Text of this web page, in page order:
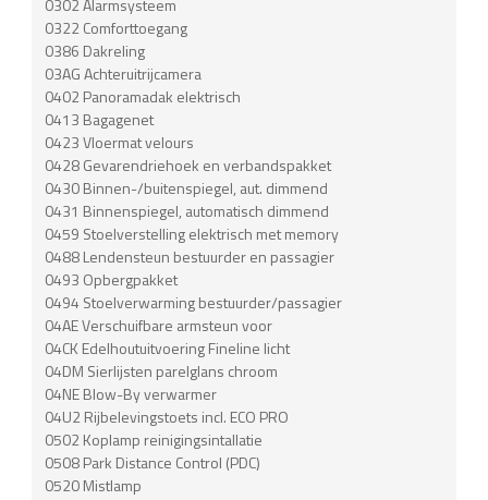
0322 Comforttoegang
0386 Dakreling
03AG Achteruitrijcamera
0402 Panoramadak elektrisch
0413 Bagagenet
0423 Vloermat velours
0428 Gevarendriehoek en verbandspakket
0430 Binnen-/buitenspiegel, aut. dimmend
0431 Binnenspiegel, automatisch dimmend
0459 Stoelverstelling elektrisch met memory
0488 Lendensteun bestuurder en passagier
0493 Opbergpakket
0494 Stoelverwarming bestuurder/passagier
04AE Verschuifbare armsteun voor
04CK Edelhoutuitvoering Fineline licht
04DM Sierlijsten parelglans chroom
04NE Blow-By verwarmer
04U2 Rijbelevingstoets incl. ECO PRO
0502 Koplamp reinigingsintallatie
0508 Park Distance Control (PDC)
0520 Mistlamp